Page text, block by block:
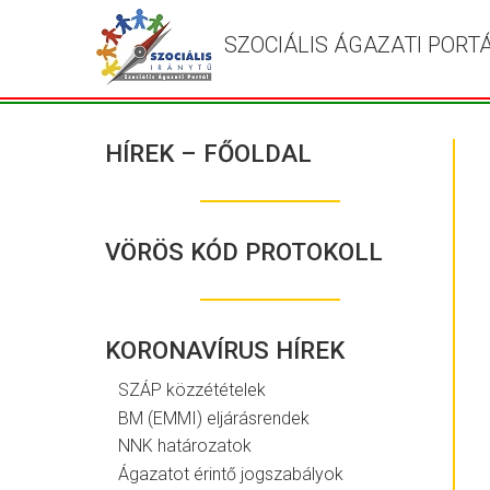
SZOCIÁLIS ÁGAZATI
HÍREK – FŐOLDAL
VÖRÖS KÓD PROTOKOLL
KORONAVÍRUS HÍREK
SZÁP közzétételek
BM (EMMI) eljárásrendek
NNK határozatok
Ágazatot érintő jogszabályok